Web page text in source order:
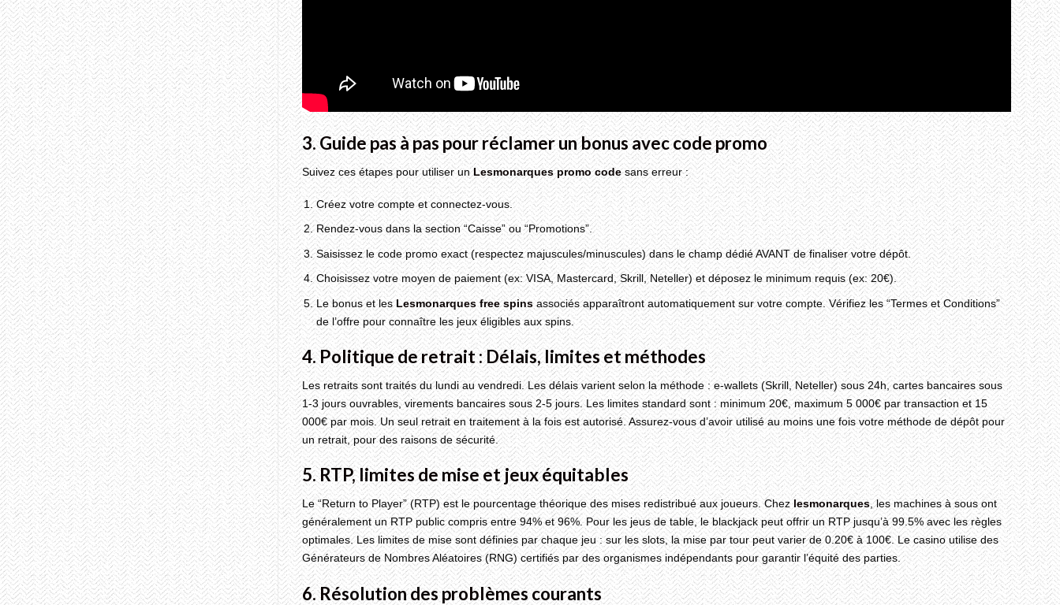
on
Drogan’s
Holiday
Dating
Scene
3. Guide pas à pas pour réclamer un bonus avec code promo
Suivez ces étapes pour utiliser unLesmonarques promo codesans erreur :
Créez votre compte et connectez-vous.
Rendez-vous dans la section “Caisse” ou “Promotions”.
Saisissez le code promo exact (respectez majuscules/minuscules) dans le champ dédié AVANT de finaliser votre dépôt.
Choisissez votre moyen de paiement (ex: VISA, Mastercard, Skrill, Neteller) et déposez le minimum requis (ex: 20€).
Le bonus et lesLesmonarques free spinsassociés apparaîtront automatiquement sur votre compte. Vérifiez les “Termes et Conditions”
de l’offre pour connaître les jeux éligibles aux spins.
4. Politique de retrait : Délais, limites et méthodes
Les retraits sont traités du lundi au vendredi. Les délais varient selon la méthode : e-wallets (Skrill, Neteller) sous 24h, cartes bancaires sous
1-3 jours ouvrables, virements bancaires sous 2-5 jours. Les limites standard sont : minimum 20€, maximum 5 000€ par transaction et 15
000€ par mois. Un seul retrait en traitement à la fois est autorisé. Assurez-vous d’avoir utilisé au moins une fois votre méthode de dépôt pour
un retrait, pour des raisons de sécurité.
5. RTP, limites de mise et jeux équitables
Le “Return to Player” (RTP) est le pourcentage théorique des mises redistribué aux joueurs. Chezlesmonarques, les machines à sous ont
généralement un RTP public compris entre 94% et 96%. Pour les jeus de table, le blackjack peut offrir un RTP jusqu’à 99.5% avec les règles
optimales. Les limites de mise sont définies par chaque jeu : sur les slots, la mise par tour peut varier de 0.20€ à 100€. Le casino utilise des
Générateurs de Nombres Aléatoires (RNG) certifiés par des organismes indépendants pour garantir l’équité des parties.
6. Résolution des problèmes courants